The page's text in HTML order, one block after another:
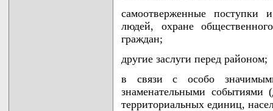
самоотверженные поступки
людей, охране
граждан;
другие заслуги перед районом;
в связи с особо
знаменательными событиями
территориальных единиц,